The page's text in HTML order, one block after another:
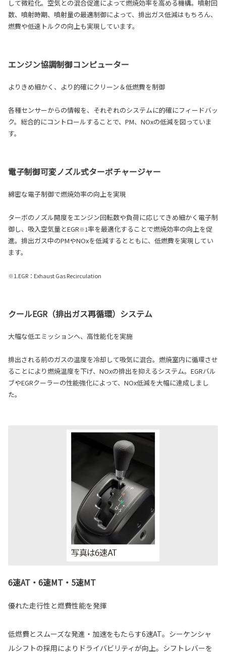
して微粒化。空気との混合促進によって燃焼効率を高める機構。噴射回
数、噴射時期、噴射量の最適制御によって、排出ガス低減はもちろん、
燃費や低速トルクの向上も実現しています。
エンジン協調制御コンピューター
よりきめ細かく、より的確にクリーン＆低燃費を制御
各種センサーからの情報を、それぞれのシステムに的確にフィードバッ
ク。総合的にコントロールすることで、PM、NOxの低減を図っていま
す。
電子制御可変ノズル式ターボチャージャー
綿密な電子制御で燃焼効率の向上を実現
ターボのノズル開度をエンジン回転数や負荷に応じてきめ細かく電子制
御し、吸入空気量とEGR※1率を最適化することで燃焼効率の向上を促
進。排出ガス中のPMやNOxを低減するとともに、低燃費を実現してい
ます。
※1.EGR：Exhaust Gas Recirculation
クールEGR（排出ガス再循環）システム
大幅な低エミッションへ、高性能化を実施
排出される前のガスの温度を冷却して吸気に混合。燃焼室内に循環させ
ることにより燃焼温度を下げ、NOxの排出を抑えるシステム。EGRバル
ブやEGRクーラーの性能強化によって、NOx低減を大幅に達成しまし
た。
6速AT・6速MT・5速MT
優れた走行性と燃費性能を発揮
低燃費とスムーズな発進・加速をもたらす6速AT。シーケンシャ
ルシフトの採用によりドライバビリティが向上。シフトレバーを